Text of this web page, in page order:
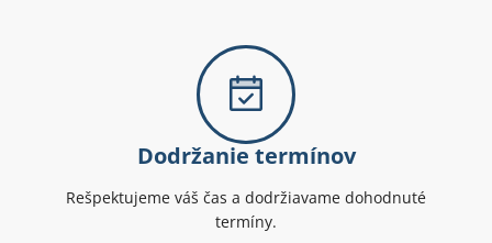
Dodržanie termínov
Rešpektujeme váš čas a dodržiavame dohodnuté
termíny.